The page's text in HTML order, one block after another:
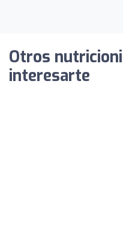
Otros
interesarte